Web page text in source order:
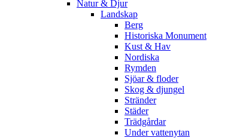
Natur & Djur
Landskap
Berg
Historiska Monument
Kust & Hav
Nordiska
Rymden
Sjöar & floder
Skog & djungel
Stränder
Städer
Trädgårdar
Under vattenytan